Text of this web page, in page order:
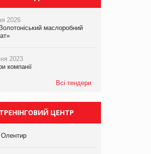
з
2026
маслоробний
2023
компанії
Всі тендери
ТРЕНІНГОВИЙ ЦЕНТР